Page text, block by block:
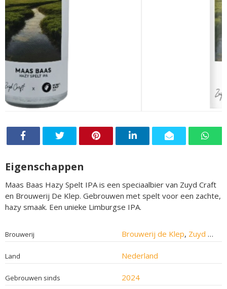
Eigenschappen
Maas Baas Hazy Spelt IPA is een speciaalbier van Zuyd Craft
en Brouwerij De Klep. Gebrouwen met spelt voor een zachte,
hazy smaak. Een unieke Limburgse IPA.
Brouwerij Brouwerij de Klep, Zuyd Craft
Land Nederland
Gebrouwen sinds 2024